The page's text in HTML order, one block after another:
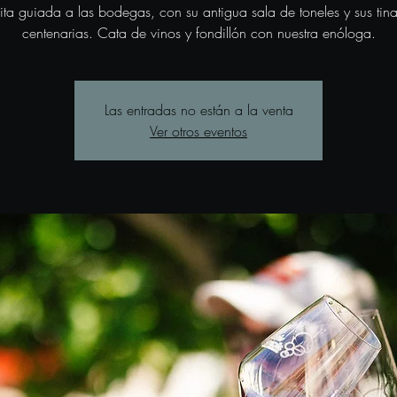
guiada a las bodegas, con su antigua sala de toneles y sus
centenarias. Cata de vinos y fondillón con nuestra enóloga.
Las entradas no están a la venta
Ver otros eventos